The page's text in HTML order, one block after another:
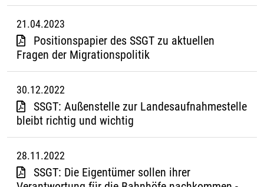
21.04.2023
Positionspapier des SSGT zu aktuellen
Fragen der Migrationspolitik
30.12.2022
SSGT: Außenstelle zur Landesaufnahmestelle
bleibt richtig und wichtig
28.11.2022
SSGT: Die Eigentümer sollen ihrer